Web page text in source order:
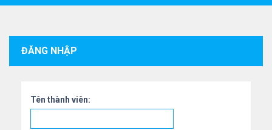
ĐĂNG NHẬP
Tên thành viên: